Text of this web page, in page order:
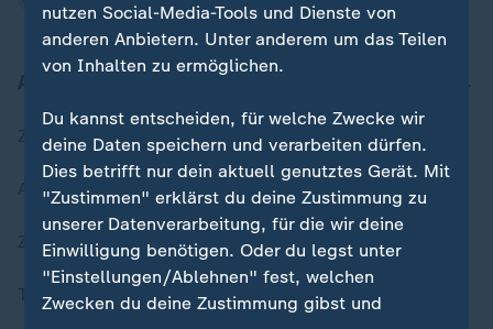
Zuletzt veröffentlicht
Aktuelle Sendungs-Videos
ZDFheute Stories
Themen im Überblick
nutzen Social-Media-Tools und Dienste von
anderen Anbietern. Unter anderem um das Teilen
von Inhalten zu ermöglichen.
Du kannst entscheiden, für welche Zwecke wir
deine Daten speichern und verarbeiten dürfen.
Dies betrifft nur dein aktuell genutztes Gerät. Mit
"Zustimmen" erklärst du deine Zustimmung zu
unserer Datenverarbeitung, für die wir deine
Einwilligung benötigen. Oder du legst unter
"Einstellungen/Ablehnen" fest, welchen
Zwecken du deine Zustimmung gibst und